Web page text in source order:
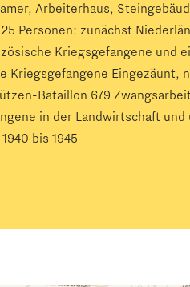
Arbeiterhaus,
Personen: zunächst
Kriegsgefangene und
Kriegsgefangene Eingezäunt,
Bataillon 679
in der Landwirtschaft und
bis 1945